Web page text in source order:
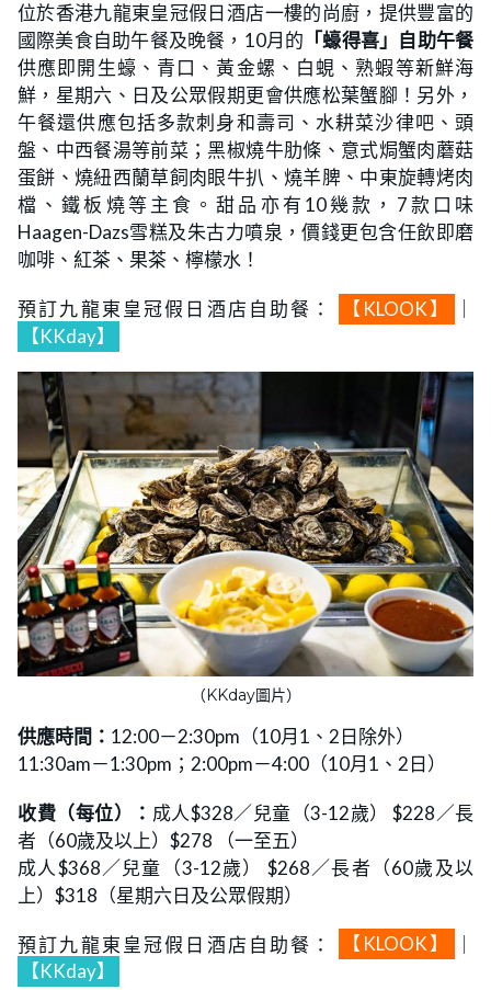
位於香港九龍東皇冠假日酒店一樓的尚廚，提供豐富的
國際美食自助午餐及晚餐，10月的 「蠔得喜」自助午餐
供應即開生蠔、青口、黃金螺、白蜆、熟蝦等新鮮海
鮮，星期六、日及公眾假期更會供應松葉蟹腳！另外，
午餐還供應包括多款刺身和壽司、水耕菜沙律吧、頭
盤、中西餐湯等前菜；黑椒燒牛肋條、意式焗蟹肉蘑菇
蛋餅、燒紐西蘭草飼肉眼牛扒、燒羊脾、中東旋轉烤肉
檔、鐵板燒等主食。甜品亦有10幾款，7款口味
Haagen-Dazs雪糕及朱古力噴泉，價錢更包含任飲即磨
咖啡、紅茶、果茶、檸檬水！
預訂九龍東皇冠假日酒店自助餐： 【KLOOK】
【KKday】
（KKday圖片）
供應時間： 12:00－2:30pm（10月1、2日除外）
11:30am－1:30pm；2:00pm－4:00（10月1、2日）
收費（每位）： 成人$328／兒童（3-12歲） $228／長
者（60歲及以上）$278 （一至五）
成人$368／兒童（3-12歲） $268／長者（60歲及以
上）$318（星期六日及公眾假期）
預訂九龍東皇冠假日酒店自助餐： 【KLOOK】
【KKday】